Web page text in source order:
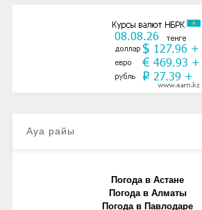
Ауа райы
Погода в Астане
Погода в Алматы
Погода в Павлодаре